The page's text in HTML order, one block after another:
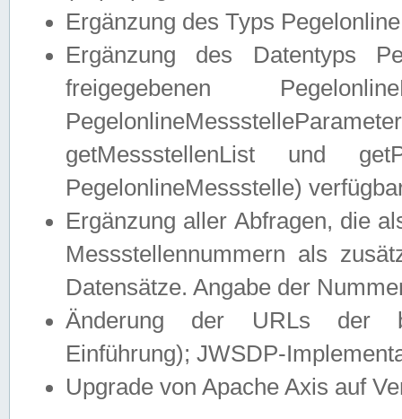
Ergänzung des Typs
Ergänzung des Datentyps
freigegebenen
getMessstellenList und
PegelonlineMessstelle)
Ergänzung aller Abfragen, die
Messstellennummern als
Datensätze. Angabe der
Änderung der URLs der
Einführung); JWSDP-
Upgrade von Apache Axis auf